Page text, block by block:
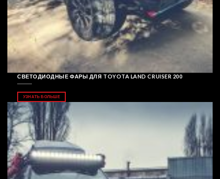
СВЕТОДИОДНЫЕ ФАРЫ ДЛЯ TOYOTA LAND CRUISER 200
УЗНАТЬ БОЛЬШЕ